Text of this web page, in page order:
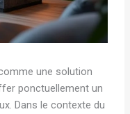
une solution
ponctuellement un
Dans le contexte du